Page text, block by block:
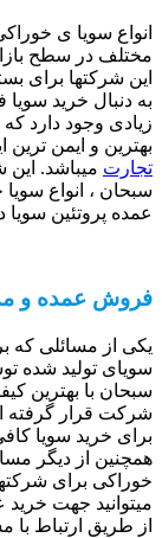
انواع سویا ی
مختلف در سطح
این شرکتها برای
به دنبال خرید
زیادی وجود دارد که
بهترین و ایمن
تجارت میباشد.
سبحان ، انواع سویا
عمده پروتئین
فروش عمده و
یکی از مسائلی که
سویای تولید شده
سبحان با بهترین
شرکت قرار
برای خرید سویا
همچنین از دیگر
خوراکی برای
میتوانید جهت خرید
از طریق ارتباط